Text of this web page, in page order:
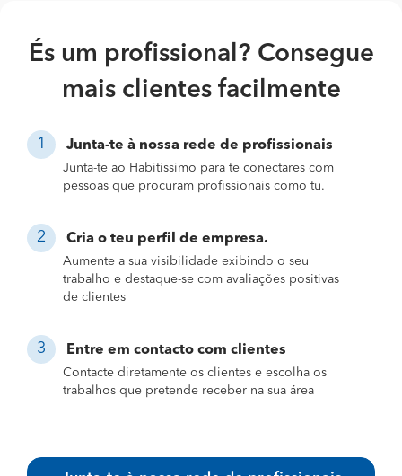
És um profissional? Consegue
mais clientes facilmente
Junta-te à nossa rede de profissionais
Junta-te ao Habitissimo para te conectares com
pessoas que procuram profissionais como tu.
Cria o teu perfil de empresa.
Aumente a sua visibilidade exibindo o seu
trabalho e destaque-se com avaliações positivas
de clientes
Entre em contacto com clientes
Contacte diretamente os clientes e escolha os
trabalhos que pretende receber na sua área